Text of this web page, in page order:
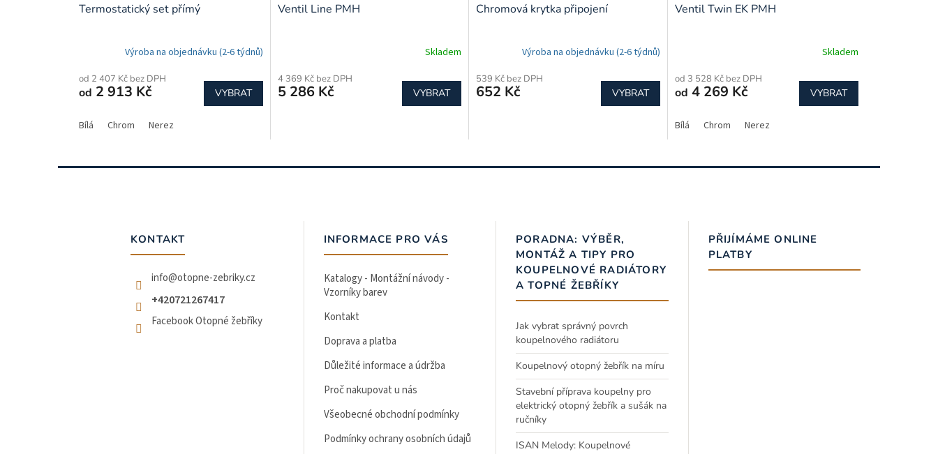
Termostatický set přímý
Výroba na objednávku (2-6 týdnů)
od 2 407 Kč bez DPH
od 2 913 Kč VYBRAT
Bílá Chrom Nerez
Ventil Line PMH
Skladem
4 369 Kč bez DPH
5 286 Kč VYBRAT
Chromová krytka připojení
Výroba na objednávku (2-6 týdnů)
539 Kč bez DPH
652 Kč VYBRAT
Ventil Twin EK PMH
Skladem
od 3 528 Kč bez DPH
od 4 269 Kč VYBRAT
Bílá Chrom Nerez
KONTAKT
info@otopne-zebriky.cz
+420721267417
Facebook Otopné žebříky
INFORMACE PRO VÁS
Katalogy - Montážní návody -
Vzorníky barev
Kontakt
Doprava a platba
Důležité informace a údržba
Proč nakupovat u nás
Všeobecné obchodní podmínky
Podmínky ochrany osobních údajů
PORADNA: VÝBĚR,
MONTÁŽ A TIPY PRO
KOUPELNOVÉ RADIÁTORY
A TOPNÉ ŽEBŘÍKY
Jak vybrat správný povrch
koupelnového radiátoru
Koupelnový otopný žebřík na míru
Stavební příprava koupelny pro
elektrický otopný žebřík a sušák na
ručníky
ISAN Melody: Koupelnové
PŘIJÍMÁME ONLINE
PLATBY